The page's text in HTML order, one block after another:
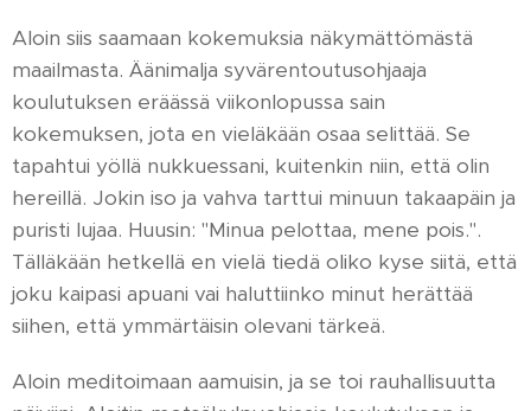
Aloin siis saamaan kokemuksia näkymättömästä
maailmasta. Äänimalja syvärentoutusohjaaja
koulutuksen eräässä viikonlopussa sain
kokemuksen, jota en vieläkään osaa selittää. Se
tapahtui yöllä nukkuessani, kuitenkin niin, että olin
hereillä. Jokin iso ja vahva tarttui minuun takaapäin ja
puristi lujaa. Huusin: "Minua pelottaa, mene pois.".
Tälläkään hetkellä en vielä tiedä oliko kyse siitä, että
joku kaipasi apuani vai haluttiinko minut herättää
siihen, että ymmärtäisin olevani tärkeä.
Aloin meditoimaan aamuisin, ja se toi rauhallisuutta